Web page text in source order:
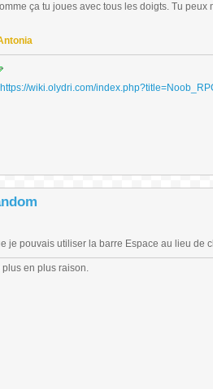
ça tu joues avec tous les doigts. Tu
https://wiki.olydri.com/
je pouvais utiliser la barre Espace au lieu de
plus en plus raison.